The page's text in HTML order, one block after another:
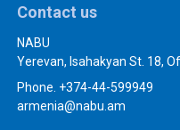
Contact us
NABU
Yerevan, Isahakyan St. 18,
Phone. +374-44-599949
armenia@nabu.am